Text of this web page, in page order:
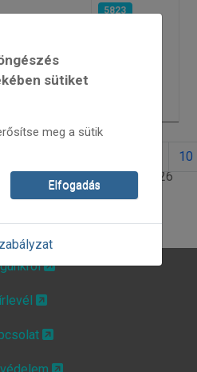
5823
1. oldal / 26
10
sütiket
meg a sütik
Elfogadás